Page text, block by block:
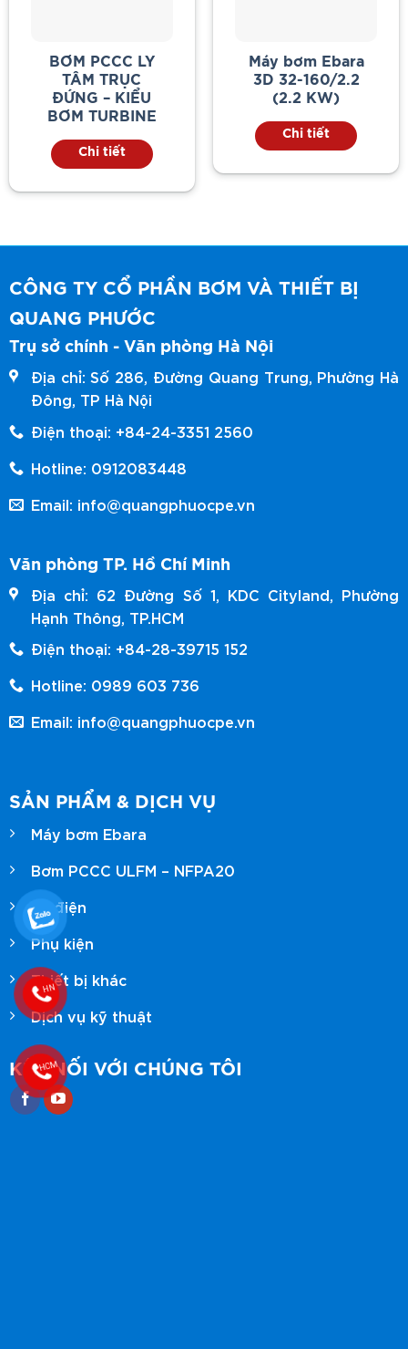
BƠM PCCC LY
TÂM TRỤC
ĐỨNG – KIỂU
BƠM TURBINE
Chi tiết
Máy bơm Ebara
3D 32-160/2.2
(2.2 KW)
Chi tiết
CÔNG TY CỔ PHẦN BƠM VÀ THIẾT BỊ
QUANG PHƯỚC
Trụ sở chính - Văn phòng Hà Nội
Địa chỉ: Số 286, Đường Quang Trung, Phường Hà
Đông, TP Hà Nội
Điện thoại: +84-24-3351 2560
Hotline: 0912083448
Email: info@quangphuocpe.vn
Văn phòng TP. Hồ Chí Minh
Địa chỉ: 62 Đường Số 1, KDC Cityland, Phường
Hạnh Thông, TP.HCM
Điện thoại: +84-28-39715 152
Hotline: 0989 603 736
Email: info@quangphuocpe.vn
SẢN PHẨM & DỊCH VỤ
Máy bơm Ebara
Bơm PCCC ULFM – NFPA20
Tủ điện
Phụ kiện
Thiết bị khác
Dịch vụ kỹ thuật
KẾT NỐI VỚI CHÚNG TÔI